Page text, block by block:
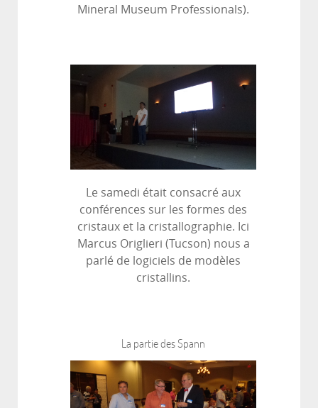
Mineral Museum Professionals).
Le samedi était consacré aux
conférences sur les formes des
cristaux et la cristallographie. Ici
Marcus Origlieri (Tucson) nous a
parlé de logiciels de modèles
cristallins.
La partie des Spann